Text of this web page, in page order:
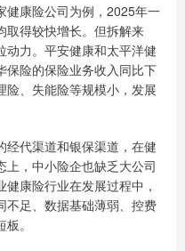
康险公司为例，2025年一
取得较快增长。但拆解来
动力。平安健康和太平洋健
保险的保险业务收入同比下
险、失能险等规模小，发展
代渠道和银保渠道，在健
上，中小险企也缺乏大公司
康险行业在发展过程中，
不足、数据基础薄弱、控费
。